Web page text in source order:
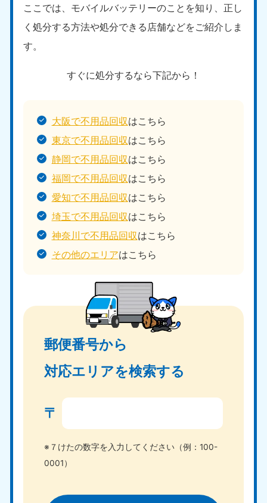
ここでは、モバイルバッテリーのことを知り、正し
く処分する方法や処分できる店舗などをご紹介しま
す。
すぐに処分するなら下記から！
大阪で不用品回収はこちら
東京で不用品回収はこちら
静岡で不用品回収はこちら
福岡で不用品回収はこちら
愛知で不用品回収はこちら
埼玉で不用品回収はこちら
神奈川で不用品回収はこちら
その他のエリアはこちら
郵便番号から
対応エリアを検索する
〒
※７けたの数字を入力してください（例：100-
0001）